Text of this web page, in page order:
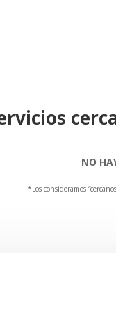
NO
*Los consideramos